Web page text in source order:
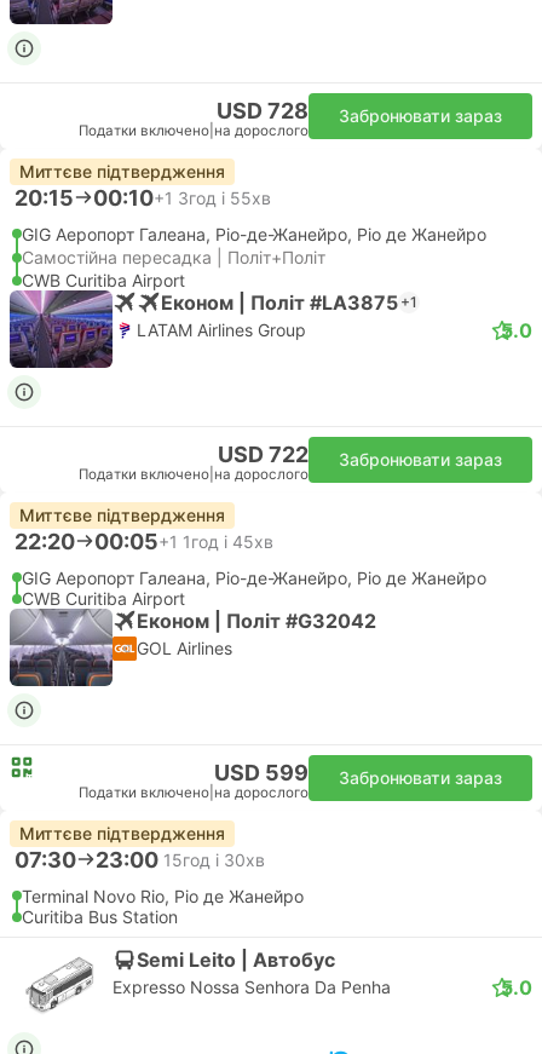
USD 728
Податки включено на дорослого
Забронювати зараз
Миттєве підтвердження
20:15 00:10+1 3год і 55хв
GIG Аеропорт Галеана, Ріо-де-Жанейро, Ріо де Жанейро
Самостійна пересадка | Політ+Політ
CWB Curitiba Airport
Економ | Політ #LA3875 +1
LATAM Airlines Group 5.0
USD 722
Податки включено на дорослого
Забронювати зараз
Миттєве підтвердження
22:20 00:05+1 1год і 45хв
GIG Аеропорт Галеана, Ріо-де-Жанейро, Ріо де Жанейро
CWB Curitiba Airport
Економ | Політ #G32042
GOL Airlines
USD 599
Податки включено на дорослого
Забронювати зараз
Миттєве підтвердження
07:30 23:00 15год і 30хв
Terminal Novo Rio, Ріо де Жанейро
Curitiba Bus Station
Semi Leito | Автобус
Expresso Nossa Senhora Da Penha 5.0